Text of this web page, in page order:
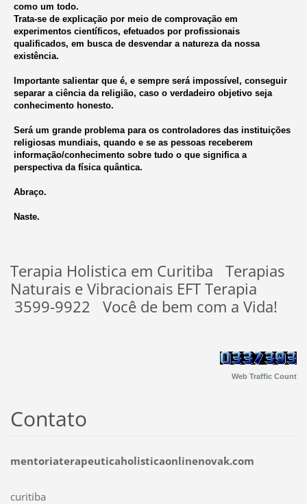
como um todo.
Trata-se de explicação por meio de comprovação em
experimentos científicos, efetuados por profissionais
qualificados, em busca de desvendar a natureza da nossa
existência.
Importante salientar que é, e sempre será impossível, conseguir
separar a ciência da religião, caso o verdadeiro objetivo seja
conhecimento honesto.
Será um grande problema para os controladores das instituições
religiosas mundiais, quando e se as pessoas receberem
informação/conhecimento sobre tudo o que significa a
perspectiva da física quântica.
Abraço.
Naste.
Terapia Holistica em Curitiba Terapias
Naturais e Vibracionais EFT Terapia
3599-9922 Você de bem com a Vida!
Web Traffic Count
Contato
mentoriaterapeuticaholisticaonlinenovak.com
curitiba